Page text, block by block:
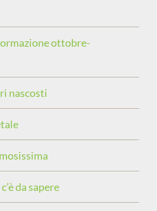
ottobre-
nascosti
da sapere